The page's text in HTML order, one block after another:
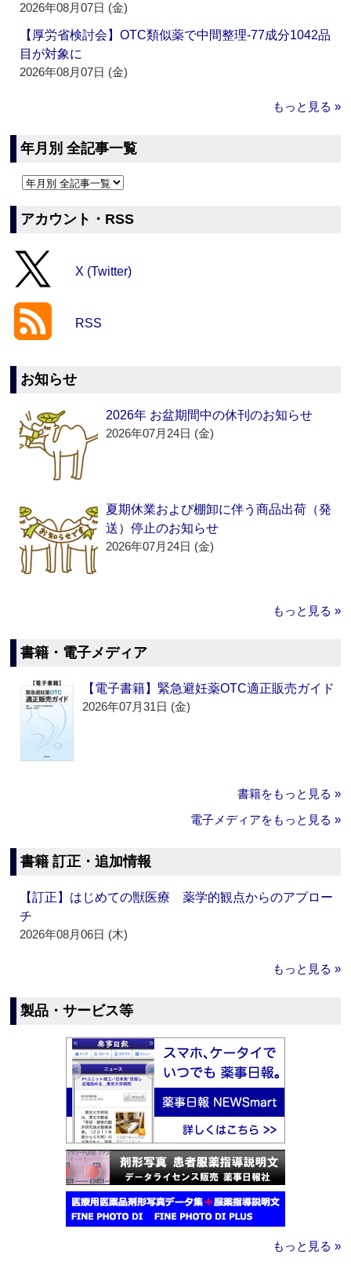
2026年08月07日 (金)
【厚労省検討会】OTC類似薬で中間整理‐77成分1042品
目が対象に
2026年08月07日 (金)
もっと見る »
年月別 全記事一覧
アカウント・RSS
X (Twitter)
RSS
お知らせ
2026年 お盆期間中の休刊のお知らせ
2026年07月24日 (金)
夏期休業および棚卸に伴う商品出荷（発
送）停止のお知らせ
2026年07月24日 (金)
もっと見る »
書籍・電子メディア
【電子書籍】緊急避妊薬OTC適正販売ガイド
2026年07月31日 (金)
書籍をもっと見る »
電子メディアをもっと見る »
書籍 訂正・追加情報
【訂正】はじめての獣医療 薬学的観点からのアプロー
チ
2026年08月06日 (木)
もっと見る »
製品・サービス等
もっと見る »